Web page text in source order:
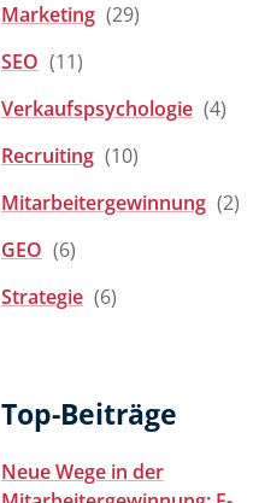
Marketing (29)
SEO (11)
Verkaufspsychologie (4)
Recruiting (10)
Mitarbeitergewinnung (2)
GEO (6)
Strategie (6)
Top-Beiträge
Neue Wege in der